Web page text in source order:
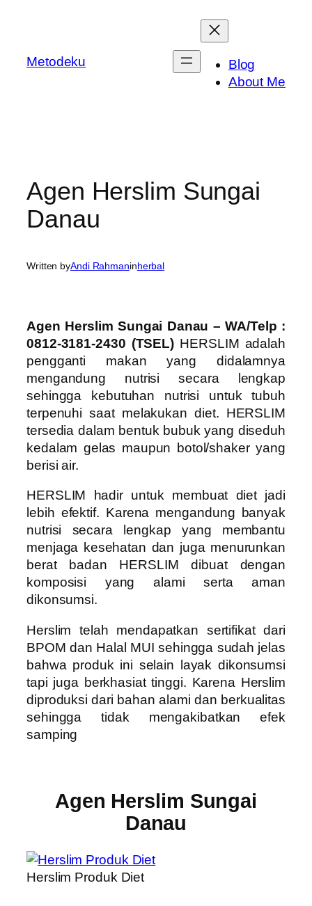
Metodeku
Blog
About Me
Agen Herslim Sungai
Danau
Written byAndi Rahmaninherbal
Agen Herslim Sungai Danau – WA/Telp :
0812-3181-2430 (TSEL) HERSLIM adalah
pengganti makan yang didalamnya
mengandung nutrisi secara lengkap
sehingga kebutuhan nutrisi untuk tubuh
terpenuhi saat melakukan diet. HERSLIM
tersedia dalam bentuk bubuk yang diseduh
kedalam gelas maupun botol/shaker yang
berisi air.
HERSLIM hadir untuk membuat diet jadi
lebih efektif. Karena mengandung banyak
nutrisi secara lengkap yang membantu
menjaga kesehatan dan juga menurunkan
berat badan HERSLIM dibuat dengan
komposisi yang alami serta aman
dikonsumsi.
Herslim telah mendapatkan sertifikat dari
BPOM dan Halal MUI sehingga sudah jelas
bahwa produk ini selain layak dikonsumsi
tapi juga berkhasiat tinggi. Karena Herslim
diproduksi dari bahan alami dan berkualitas
sehingga tidak mengakibatkan efek
samping
Agen Herslim Sungai
Danau
Herslim Produk Diet